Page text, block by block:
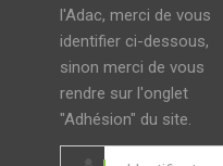
l'Adac, merci de vous
identifier ci-dessous,
sinon merci de vous
rendre sur l'onglet
"Adhésion" du site.